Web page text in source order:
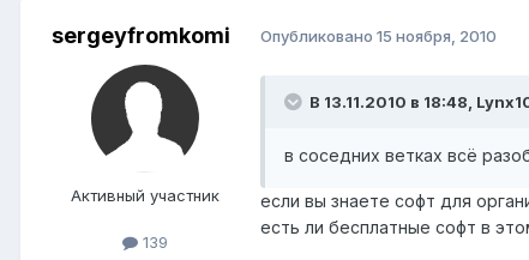
sergeyfromkomi
Активный участник
139
Опубликовано 15 ноября, 2010
В 13.11.2010 в 18:48,
в соседних ветках всё
если вы знаете софт для
есть ли бесплатные софт в